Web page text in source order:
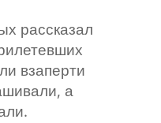
рассказал
взаперти
а